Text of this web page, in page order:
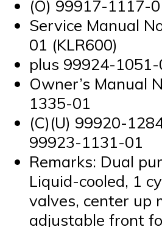
(O) 99917-1117-
Service Manual
01 (KLR600)
plus 99924-1051-
Owner’s Manual
1335-01
(C)(U) 99920-
99923-1131-01
Remarks: Dual
Liquid-cooled, 1
valves, center up
adjustable front